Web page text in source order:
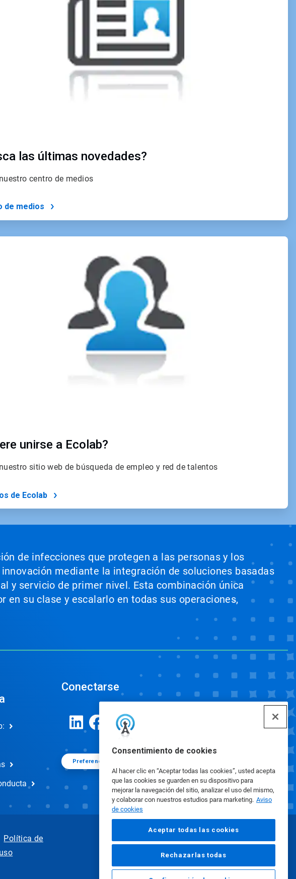
Consentimiento de cookies
Al hacer clic en “Aceptar todas las cookies”, usted acepta
que las cookies se guarden en su dispositivo para
mejorar la navegación del sitio, analizar el uso del mismo,
y colaborar con nuestros estudios para marketing. Aviso
de cookies
Aceptar todas las cookies
Rechazarlas todas
las últimas novedades?
centro de medios
de medios
unirse a Ecolab?
sitio web de búsqueda de empleo y red de talentos
de Ecolab
de infecciones que protegen a las personas y los
mediante la integración de soluciones basadas
y servicio de primer nivel. Esta combinación única
su clase y escalarlo en todas sus operaciones,
Conectarse
Preferencias de cookies
Política de